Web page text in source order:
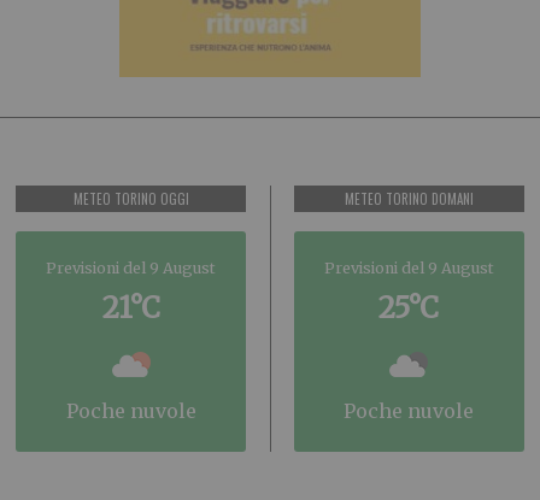
METEO TORINO OGGI
Previsioni del 9 August
21°C
poche nuvole
METEO TORINO DOMANI
Previsioni del 9 August
25°C
poche nuvole